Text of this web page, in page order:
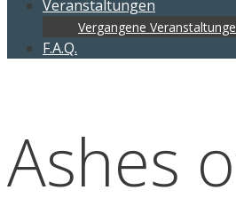
Veranstaltungen
Vergangene
F.A.Q.
Ashes